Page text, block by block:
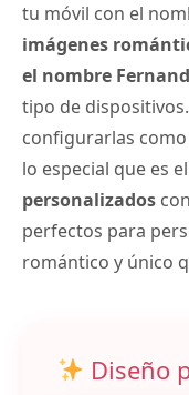
tu móvil con el
imágenes
el nombre
tipo de
configurarlas
lo especial que es
personalizados
perfectos para
romántico y único
Diseño